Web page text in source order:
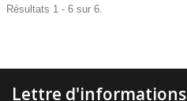
Résultats 1 - 6 sur 6.
Lettre d'informations